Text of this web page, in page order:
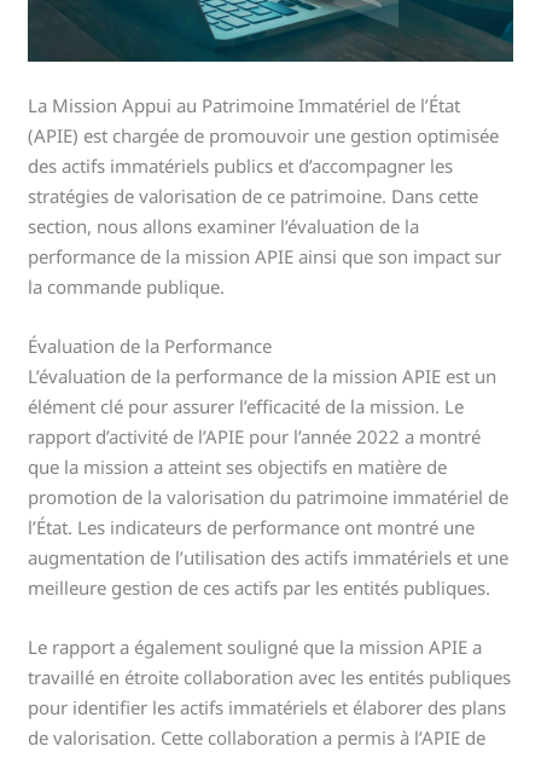
La Mission Appui au Patrimoine Immatériel de l’État
(APIE) est chargée de promouvoir une gestion optimisée
des actifs immatériels publics et d’accompagner les
stratégies de valorisation de ce patrimoine. Dans cette
section, nous allons examiner l’évaluation de la
performance de la mission APIE ainsi que son impact sur
la commande publique.
Évaluation de la Performance
L’évaluation de la performance de la mission APIE est un
élément clé pour assurer l’efficacité de la mission. Le
rapport d’activité de l’APIE pour l’année 2022 a montré
que la mission a atteint ses objectifs en matière de
promotion de la valorisation du patrimoine immatériel de
l’État. Les indicateurs de performance ont montré une
augmentation de l’utilisation des actifs immatériels et une
meilleure gestion de ces actifs par les entités publiques.
Le rapport a également souligné que la mission APIE a
travaillé en étroite collaboration avec les entités publiques
pour identifier les actifs immatériels et élaborer des plans
de valorisation. Cette collaboration a permis à l’APIE de